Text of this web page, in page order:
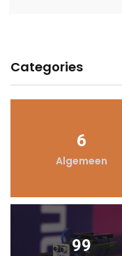
Categories
6
Algemeen
99